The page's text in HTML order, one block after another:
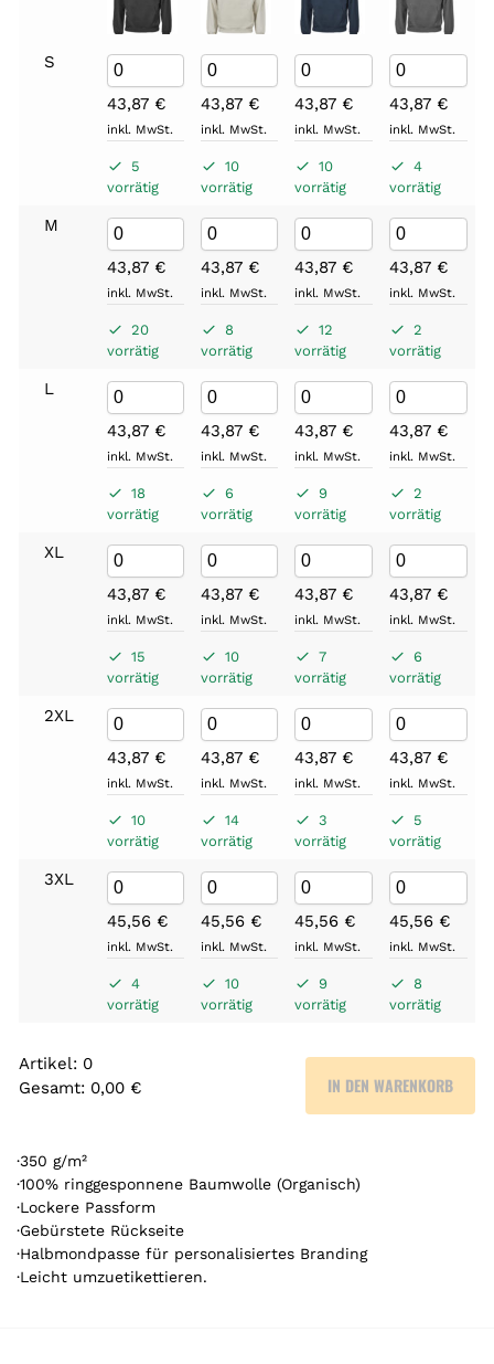
S
43,87 €
inkl. MwSt.
5
vorrätig
43,87 €
inkl. MwSt.
10
vorrätig
43,87 €
inkl. MwSt.
10
vorrätig
43,87 €
inkl. MwSt.
4
vorrätig
M
43,87 €
inkl. MwSt.
20
vorrätig
43,87 €
inkl. MwSt.
8
vorrätig
43,87 €
inkl. MwSt.
12
vorrätig
43,87 €
inkl. MwSt.
2
vorrätig
L
43,87 €
inkl. MwSt.
18
vorrätig
43,87 €
inkl. MwSt.
6
vorrätig
43,87 €
inkl. MwSt.
9
vorrätig
43,87 €
inkl. MwSt.
2
vorrätig
XL
43,87 €
inkl. MwSt.
15
vorrätig
43,87 €
inkl. MwSt.
10
vorrätig
43,87 €
inkl. MwSt.
7
vorrätig
43,87 €
inkl. MwSt.
6
vorrätig
2XL
43,87 €
inkl. MwSt.
10
vorrätig
43,87 €
inkl. MwSt.
14
vorrätig
43,87 €
inkl. MwSt.
3
vorrätig
43,87 €
inkl. MwSt.
5
vorrätig
3XL
45,56 €
inkl. MwSt.
4
vorrätig
45,56 €
inkl. MwSt.
10
vorrätig
45,56 €
inkl. MwSt.
9
vorrätig
45,56 €
inkl. MwSt.
8
vorrätig
Artikel: 0
Gesamt: 0,00 €
r
t
i
k
e
l
IN DEN WARENKORB
·350 g/m²
·100% ringgesponnene Baumwolle (Organisch)
·Lockere Passform
·Gebürstete Rückseite
·Halbmondpasse für personalisiertes Branding
·Leicht umzuetikettieren.